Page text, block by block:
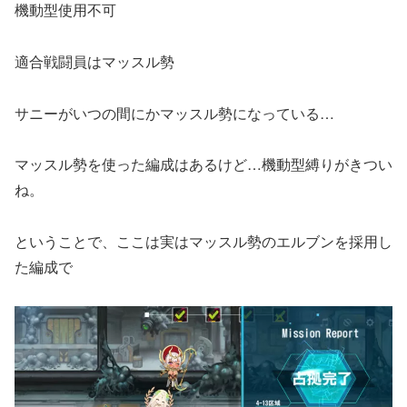
機動型使用不可
適合戦闘員はマッスル勢
サニーがいつの間にかマッスル勢になっている…
マッスル勢を使った編成はあるけど…機動型縛りがきつい
ね。
ということで、ここは実はマッスル勢のエルブンを採用し
た編成で